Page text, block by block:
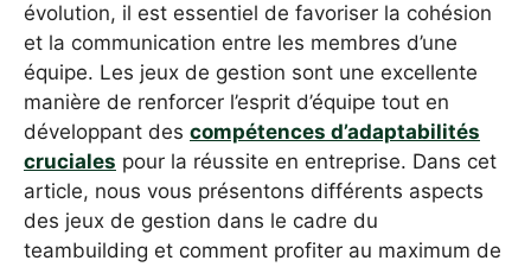
évolution, il est essentiel de favoriser la cohésion
et la communication entre les membres d’une
équipe. Les jeux de gestion sont une excellente
manière de renforcer l’esprit d’équipe tout en
développant des compétences d’adaptabilités
cruciales pour la réussite en entreprise. Dans cet
article, nous vous présentons différents aspects
des jeux de gestion dans le cadre du
teambuilding et comment profiter au maximum de